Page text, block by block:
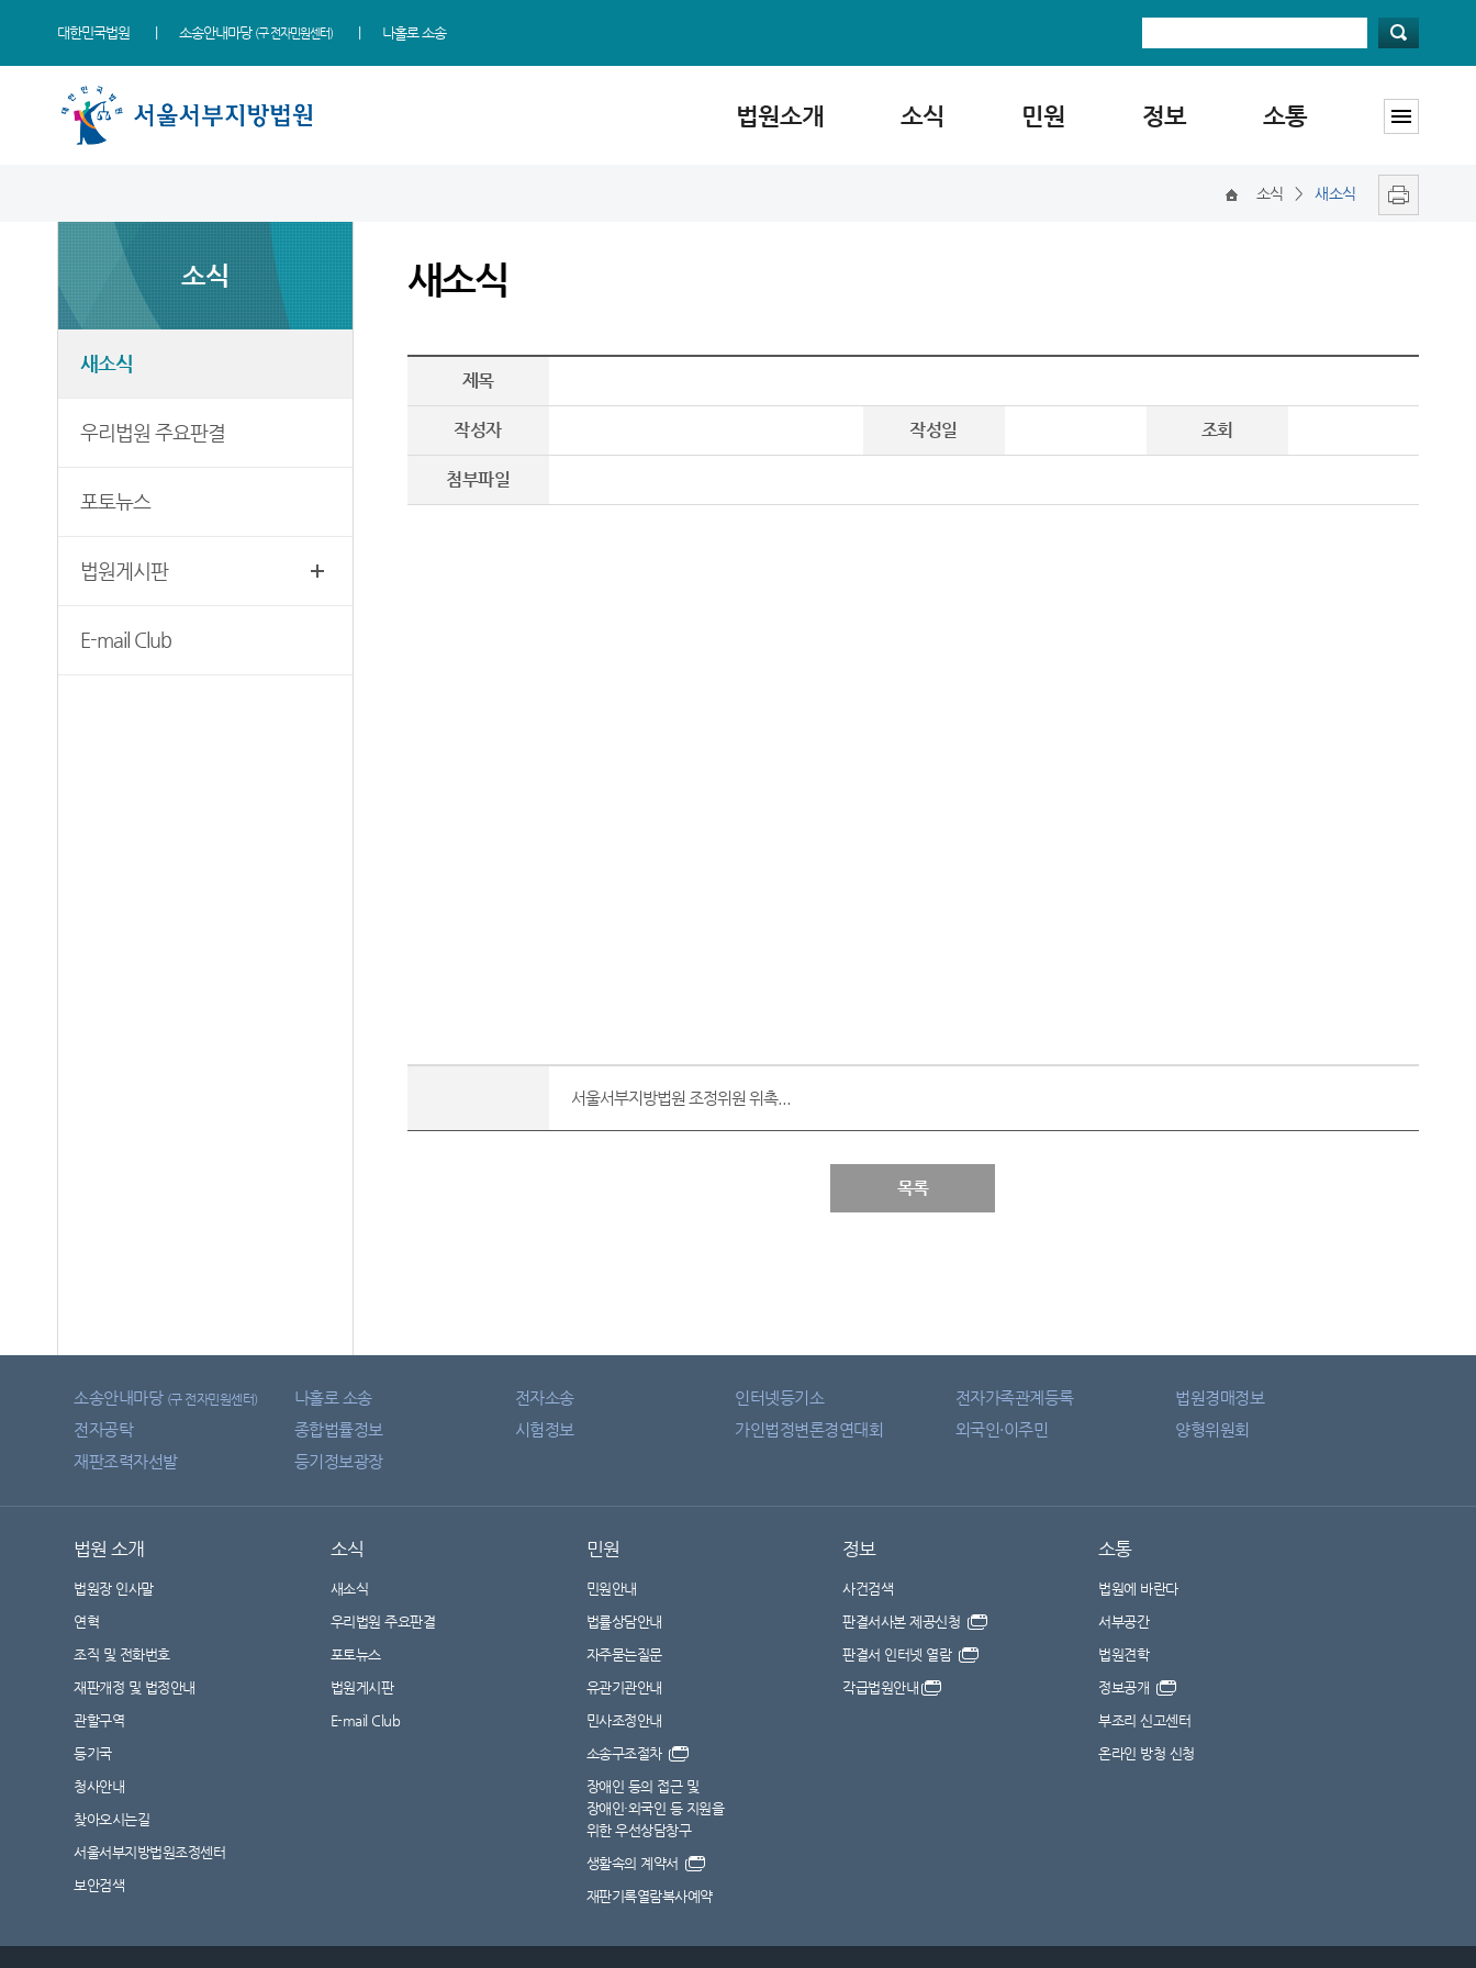
대한민국법원 소송안내마당 (구 전자민원센터) 나홀로 소송
법원소개 소식 민원 정보 소통
조직 및 전화번호
등기국
찾아오시는길
보안검색
우리법원 주요판결
포토뉴스
법률상담안내
자주묻는질문
소송구조절차
위한 우선상담창구
재판기록열람복사예약
판결서사본 제공신청
판결서 인터넷열람
서부공간
법원견학
온라인 방청 신청
소식 > 새소식
소식
새소식
우리법원 주요판결
포토뉴스
법원게시판
E-mail Club
새소식
제목
작성자 작성일 조회
첨부파일
서울서부지방법원 조정위원 위촉...
목록
소송안내마당 (구 전자민원센터) 나홀로 소송 전자소송 인터넷등기소 전자가족관계등록
법원경매정보
전자공탁
종합법률정보 시험정보 가인법정변론경연대회 외국인·이주민
양형위원회
재판조력자선발
등기정보광장
법원 소개
법원장 인사말
연혁
조직 및 전화번호
재판개정 및 법정안내
관할구역
등기국
청사안내
찾아오시는길
서울서부지방법원조정센터
보안검색
소식
새소식
우리법원 주요판결
포토뉴스
법원게시판
E-mail Club
민원
민원안내
법률상담안내
자주묻는질문
유관기관안내
민사조정안내
소송구조절차
장애인 등의 접근 및
장애인·외국인 등 지원을
위한 우선상담창구
생활속의 계약서
재판기록열람복사예약
정보
사건검색
판결서사본 제공신청
판결서 인터넷 열람
각급법원안내
소통
법원에 바란다
서부공간
법원견학
정보공개
부조리 신고센터
온라인 방청 신청